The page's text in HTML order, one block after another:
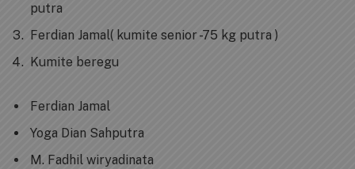
putra
Ferdian Jamal( kumite senior -75 kg putra )
Kumite beregu
Ferdian Jamal
Yoga Dian Sahputra
M. Fadhil wiryadinata